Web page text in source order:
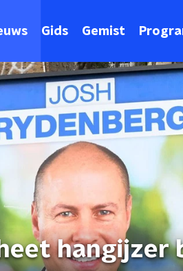
Gids Gemist
hangijzer